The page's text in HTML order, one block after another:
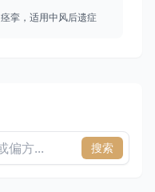
挛，适用中风后遗症
搜索